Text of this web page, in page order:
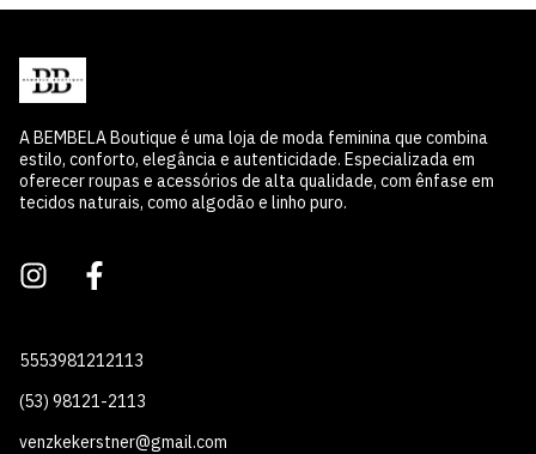
A BEMBELA Boutique é uma loja de moda feminina que combina
estilo, conforto, elegância e autenticidade. Especializada em
oferecer roupas e acessórios de alta qualidade, com ênfase em
tecidos naturais, como algodão e linho puro.
5553981212113
(53) 98121-2113
venzkekerstner@gmail.com